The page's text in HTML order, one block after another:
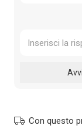
Con questo